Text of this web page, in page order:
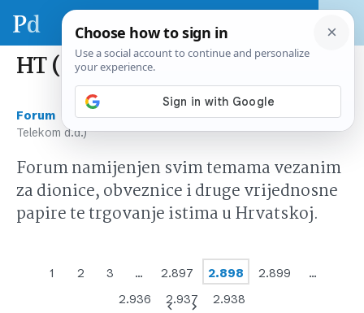
HT (Hrvatski Telekom d.d.)
Forum Tržište kapitala Hrvatska ›
HT (Hrvatski
Telekom d.d.)
Forum namijenjen svim temama vezanim
za dionice, obveznice i druge vrijednosne
papire te trgovanje istima u Hrvatskoj.
1 2 3 … 2.897 2.898 2.899
…
2.936
2.937 2.938